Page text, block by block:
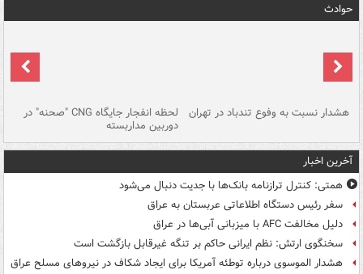
حوادث
هشدار نسبت به وفوع تندباد در تهران لحظه انفجار جایگاه CNG "صحنه" در
دوربین مداربسته
آخرین اخبار
همتی: کنترل ترازنامه بانک‌ها با جدیت دنبال می‌شود
سفر رئیس دستگاه اطلاعاتی عربستان به عراق
دلیل مخالفت AFC با میزبانی آبی‌ها در عراق
سخنگوی ارتش: نظم ایرانی حاکم بر تنگه غیرقابل بازگشت است
هشدار الموسوی درباره توطئه آمریکا برای ایجاد شکاف در نیروهای مسلح عراق